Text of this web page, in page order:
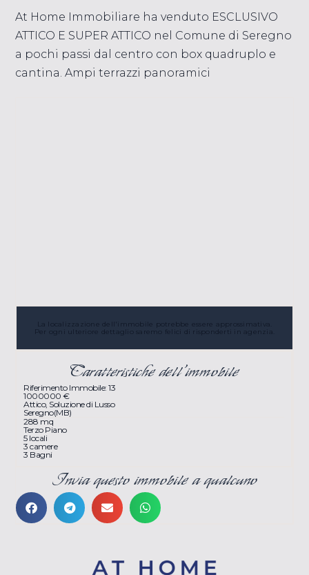
At Home Immobiliare ha venduto ESCLUSIVO
ATTICO E SUPER ATTICO nel Comune di Seregno
a pochi passi dal centro con box quadruplo e
cantina. Ampi terrazzi panoramici
La localizzazione dell'immobile potrebbe essere approssimativa.
Per ogni ulteriore dettaglio saremo felici di risponderti in agenzia.
Caratteristiche dell'immobile
Riferimento Immobile: 13
1000000 €
Attico, Soluzione di Lusso
Seregno(MB)
288 mq
Terzo Piano
5 locali
3 camere
3 Bagni
Invia questo immobile a qualcuno